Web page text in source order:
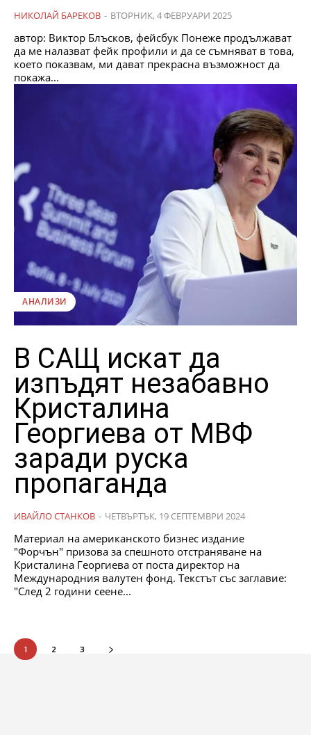
НИКОЛАЙ БАРЕКОВ - ВТОРНИК, 4 ФЕВРУАРИ 2025
автор: Виктор Блъсков, фейсбук Понеже продължават
да ме налазват фейк профили и да се съмняват в това,
което показвам, ми дават прекрасна възможност да
покажа...
АНАЛИЗИ
В САЩ искат да
изпъдят незабавно
Кристалина
Георгиева от МВФ
заради руска
пропаганда
ИВАЙЛО СТАНКОВ - ЧЕТВЪРТЪК, 19 СЕПТЕМВРИ 2024
Материал на американското бизнес издание
"Форчън" призова за спешното отстраняване на
Кристалина Георгиева от поста директор на
Международния валутен фонд. Текстът със заглавие:
"След 2 години сеене...
1 2 3